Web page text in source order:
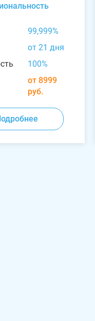
99,999%
от 21 дня
100%
от 8999
руб.